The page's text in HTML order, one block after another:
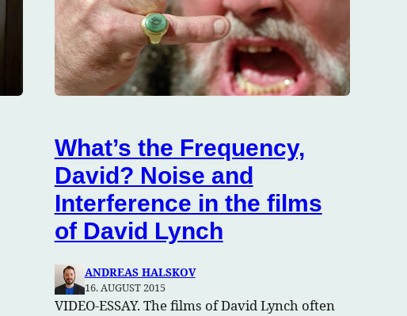
What’s the Frequency,
David? Noise and
Interference in the films
of David Lynch
ANDREAS HALSKOV
16. AUGUST 2015
VIDEO-ESSAY. The films of David Lynch often